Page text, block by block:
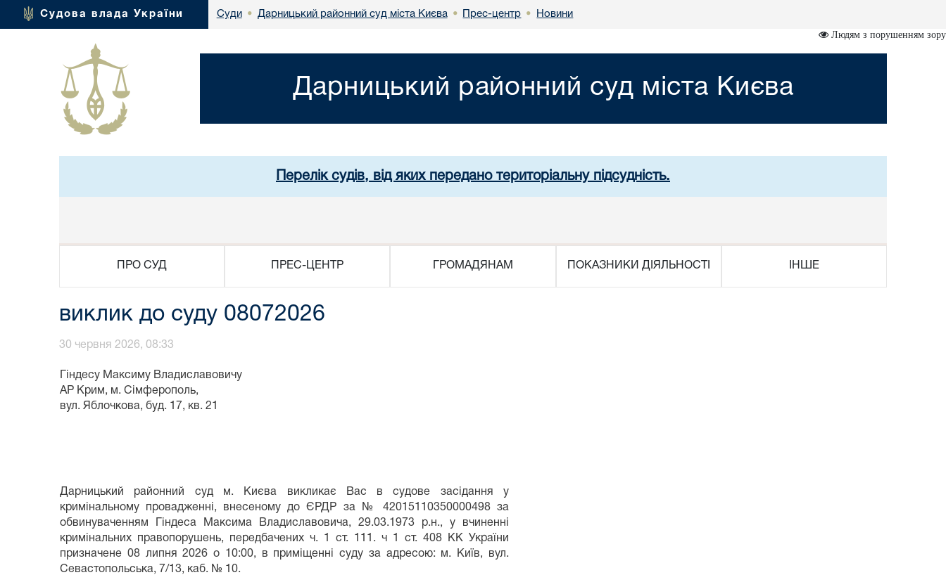
Судова влада України Суди • Дарницький районний суд міста Києва • Прес-центр • Новини
Людям з порушенням зору
Дарницький районний суд міста Києва
Перелік судів, від яких передано територіальну підсудність.
ПРО СУД ПРЕС-ЦЕНТР ГРОМАДЯНАМ ПОКАЗНИКИ ДІЯЛЬНОСТІ ІНШЕ
виклик до суду 08072026
30 червня 2026, 08:33
Гіндесу Максиму Владиславовичу
АР Крим, м. Сімферополь,
вул. Яблочкова, буд. 17, кв. 21
Дарницький районний суд м. Києва викликає Вас в судове засідання у
кримінальному провадженні, внесеному до ЄРДР за № 42015110350000498 за
обвинуваченням Гіндеса Максима Владиславовича, 29.03.1973 р.н., у вчиненні
кримінальних правопорушень, передбачених ч. 1 ст. 111. ч 1 ст. 408 КК України
призначене 08 липня 2026 о 10:00, в приміщенні суду за адресою: м. Київ, вул.
Севастопольська, 7/13, каб. № 10.